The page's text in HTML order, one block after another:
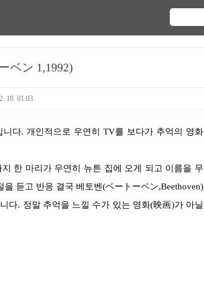
ベン 1,1992)
18. 01:03
듣고 반응 결국 베토벤(ベートーベン,Beethoven)
다. 정말 추억을 느낄 수가 있는 영화(映画)가 아닐